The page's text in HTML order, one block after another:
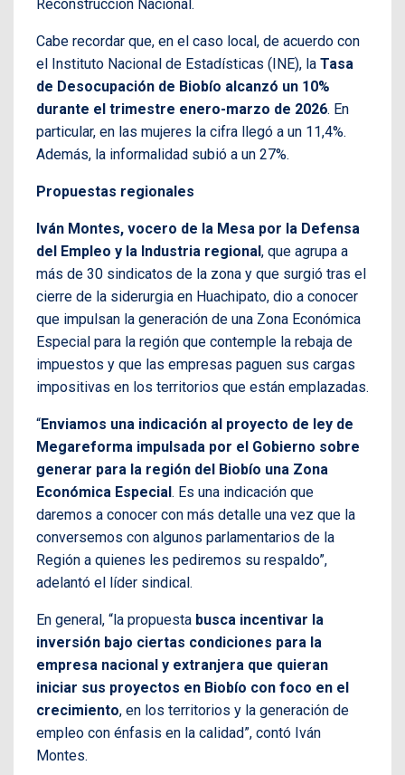
Reconstrucción Nacional.
Cabe recordar que, en el caso local, de acuerdo con
el Instituto Nacional de Estadísticas (INE), la Tasa
de Desocupación de Biobío alcanzó un 10%
durante el trimestre enero-marzo de 2026. En
particular, en las mujeres la cifra llegó a un 11,4%.
Además, la informalidad subió a un 27%.
Propuestas regionales
Iván Montes, vocero de la Mesa por la Defensa
del Empleo y la Industria regional, que agrupa a
más de 30 sindicatos de la zona y que surgió tras el
cierre de la siderurgia en Huachipato, dio a conocer
que impulsan la generación de una Zona Económica
Especial para la región que contemple la rebaja de
impuestos y que las empresas paguen sus cargas
impositivas en los territorios que están emplazadas.
“Enviamos una indicación al proyecto de ley de
Megareforma impulsada por el Gobierno sobre
generar para la región del Biobío una Zona
Económica Especial. Es una indicación que
daremos a conocer con más detalle una vez que la
conversemos con algunos parlamentarios de la
Región a quienes les pediremos su respaldo”,
adelantó el líder sindical.
En general, “la propuesta busca incentivar la
inversión bajo ciertas condiciones para la
empresa nacional y extranjera que quieran
iniciar sus proyectos en Biobío con foco en el
crecimiento, en los territorios y la generación de
empleo con énfasis en la calidad”, contó Iván
Montes.